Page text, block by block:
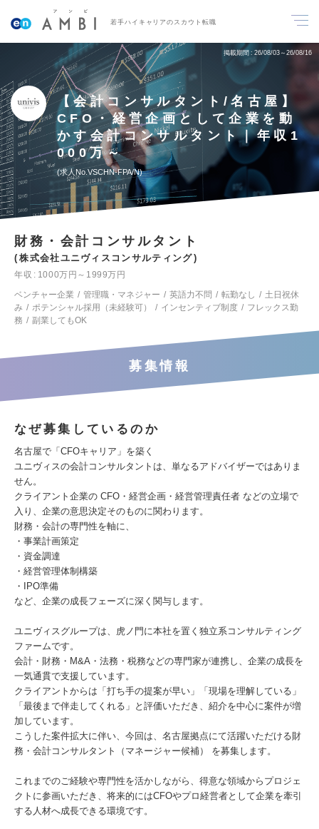
若手ハイキャリアのスカウト転職
掲載期間 26/08/03～26/08/16
【会計コンサルタント/名古屋】
CFO・経営企画として企業を動
かす会計コンサルタント｜年収1
000万～
求人No.VSCHN-FPA/N
財務・会計コンサルタント
株式会社ユニヴィスコンサルティング
年収
1000万円～1999万円
ベンチャー企業
管理職・マネジャー 英語力不問 転勤なし
土日祝休
み
ポテンシャル採用（未経験可） インセンティブ制度
フレックス勤
務
副業してもOK
募集情報
なぜ募集しているのか
名古屋で「CFOキャリア」を築く
ユニヴィスの会計コンサルタントは、単なるアドバイザーではありま
せん。
クライアント企業の CFO・経営企画・経営管理責任者 などの立場で
入り、企業の意思決定そのものに関わります。
財務・会計の専門性を軸に、
・事業計画策定
・資金調達
・経営管理体制構築
・IPO準備
など、企業の成長フェーズに深く関与します。
ユニヴィスグループは、虎ノ門に本社を置く独立系コンサルティング
ファームです。
会計・財務・M&A・法務・税務などの専門家が連携し、企業の成長を
一気通貫で支援しています。
クライアントからは「打ち手の提案が早い」「現場を理解している」
「最後まで伴走してくれる」と評価いただき、紹介を中心に案件が増
加しています。
こうした案件拡大に伴い、今回は、名古屋拠点にて活躍いただける財
務・会計コンサルタント（マネージャー候補） を募集します。
これまでのご経験や専門性を活かしながら、得意な領域からプロジェ
クトに参画いただき、将来的にはCFOやプロ経営者として企業を牽引
する人材へ成長できる環境です。